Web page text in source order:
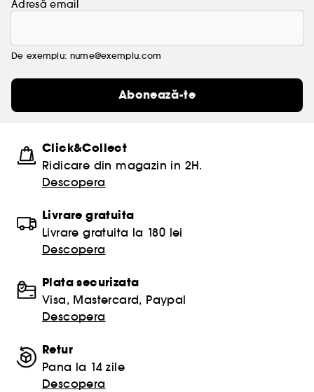
Adresă email
De exemplu: nume@exemplu.com
Abonează-te
Click&Collect
Ridicare din magazin in 2H.
Descopera
Livrare gratuita
Livrare gratuita la 180 lei
Descopera
Plata securizata
Visa, Mastercard, Paypal
Descopera
Retur
Pana la 14 zile
Descopera